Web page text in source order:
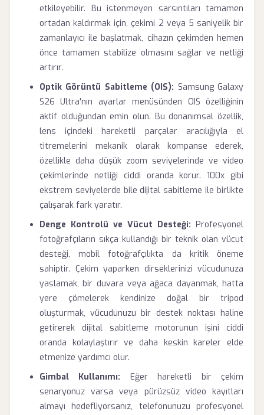
etkileyebilir. Bu istenmeyen sarsıntıları tamamen
ortadan kaldırmak için, çekimi 2 veya 5 saniyelik bir
zamanlayıcı ile başlatmak, cihazın çekimden hemen
önce tamamen stabilize olmasını sağlar ve netliği
artırır.
Optik Görüntü Sabitleme (OIS): Samsung Galaxy
S26 Ultra'nın ayarlar menüsünden OIS özelliğinin
aktif olduğundan emin olun. Bu donanımsal özellik,
lens içindeki hareketli parçalar aracılığıyla el
titremelerini mekanik olarak kompanse ederek,
özellikle daha düşük zoom seviyelerinde ve video
çekimlerinde netliği ciddi oranda korur. 100x gibi
ekstrem seviyelerde bile dijital sabitleme ile birlikte
çalışarak fark yaratır.
Denge Kontrolü ve Vücut Desteği: Profesyonel
fotoğrafçıların sıkça kullandığı bir teknik olan vücut
desteği, mobil fotoğrafçılıkta da kritik öneme
sahiptir. Çekim yaparken dirseklerinizi vücudunuza
yaslamak, bir duvara veya ağaca dayanmak, hatta
yere çömelerek kendinize doğal bir tripod
oluşturmak, vücudunuzu bir destek noktası haline
getirerek dijital sabitleme motorunun işini ciddi
oranda kolaylaştırır ve daha keskin kareler elde
etmenize yardımcı olur.
Gimbal Kullanımı: Eğer hareketli bir çekim
senaryonuz varsa veya pürüzsüz video kayıtları
almayı hedefliyorsanız, telefonunuzu profesyonel